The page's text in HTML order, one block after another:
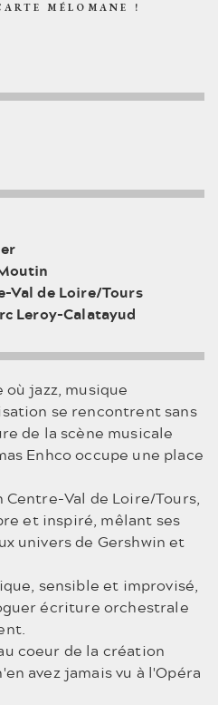
MÉLOMANE !
Val de Loire/Tours
Leroy-Calatayud
où jazz, musique
se rencontrent sans
de la scène musicale
Enhco occupe une place
Centre-Val de Loire/Tours,
et inspiré, mêlant ses
univers de Gershwin et
sensible et improvisé,
écriture orchestrale
coeur de la création
avez jamais vu à l'Opéra